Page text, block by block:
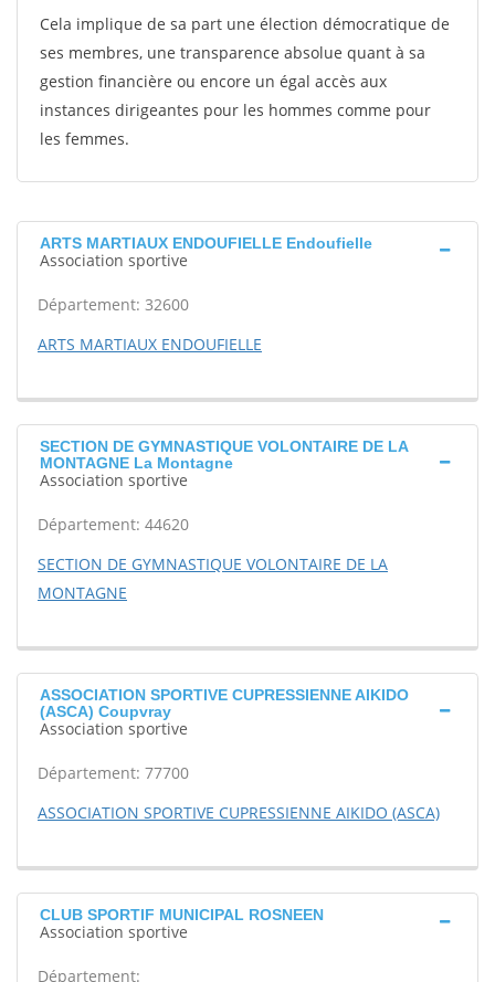
Cela implique de sa part une élection démocratique de
ses membres, une transparence absolue quant à sa
gestion financière ou encore un égal accès aux
instances dirigeantes pour les hommes comme pour
les femmes.
ARTS MARTIAUX ENDOUFIELLE Endoufielle
Association sportive
Département: 32600
ARTS MARTIAUX ENDOUFIELLE
SECTION DE GYMNASTIQUE VOLONTAIRE DE LA
MONTAGNE La Montagne
Association sportive
Département: 44620
SECTION DE GYMNASTIQUE VOLONTAIRE DE LA
MONTAGNE
ASSOCIATION SPORTIVE CUPRESSIENNE AIKIDO
(ASCA) Coupvray
Association sportive
Département: 77700
ASSOCIATION SPORTIVE CUPRESSIENNE AIKIDO (ASCA)
CLUB SPORTIF MUNICIPAL ROSNEEN
Association sportive
Département: